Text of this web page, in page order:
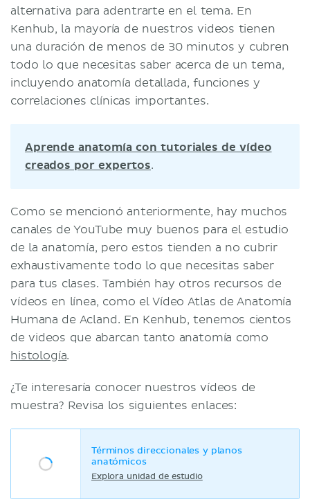
alternativa para adentrarte en el tema. En
Kenhub, la mayoría de nuestros videos tienen
una duración de menos de 30 minutos y cubren
todo lo que necesitas saber acerca de un tema,
incluyendo anatomía detallada, funciones y
correlaciones clínicas importantes.
Aprende anatomía con tutoriales de vídeo
creados por expertos.
Como se mencionó anteriormente, hay muchos
canales de YouTube muy buenos para el estudio
de la anatomía, pero estos tienden a no cubrir
exhaustivamente todo lo que necesitas saber
para tus clases. También hay otros recursos de
vídeos en línea, como el Vídeo Atlas de Anatomía
Humana de Acland. En Kenhub, tenemos cientos
de videos que abarcan tanto anatomía como
histología.
¿Te interesaría conocer nuestros vídeos de
muestra? Revisa los siguientes enlaces:
Términos direccionales y planos
anatómicos
Explora unidad de estudio